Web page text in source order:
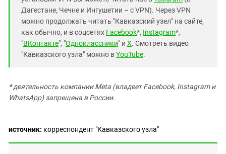
Дагестане, Чечне и Ингушетии – с VPN). Через VPN
можно продолжать читать "Кавказский узел" на сайте,
как обычно, и в соцсетях Facebook*, Instagram*,
"ВКонтакте", "Одноклассники" и X. Смотреть видео
"Кавказского узла" можно вYouTube.
* деятельность компании Meta (владеет Facebook, Instagram и
WhatsApp) запрещена в России.
источник: корреспондент "Кавказского узла"